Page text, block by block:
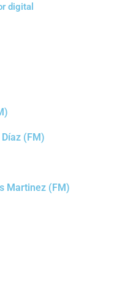
digital
(FM)
Martinez (FM)